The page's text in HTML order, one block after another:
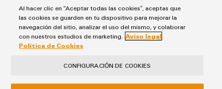
Tus datos serán tratados exclusivamente para gestionar tu solicitud,
no se utilizarán para ningún otro fin ni se compartirán con terceros.
Los datos almacenados se eliminarán una vez cumplida la finalidad
de responder a tu solicitud, salvo que el contexto de la comunicación
indique lo contrario.
Al hacer clic en “Aceptar todas las cookies”, aceptas que
las cookies se guarden en tu dispositivo para mejorar la
navegación del sitio, analizar el uso del mismo, y colaborar
con nuestros estudios de marketing. Aviso legal
Política de Cookies
CONFIGURACIÓN DE COOKIES